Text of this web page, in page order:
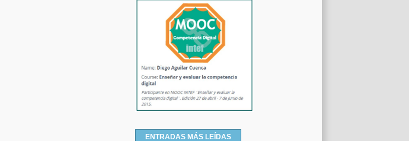
ENTRADAS MÁS LEÍDAS